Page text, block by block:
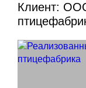
Клиент: